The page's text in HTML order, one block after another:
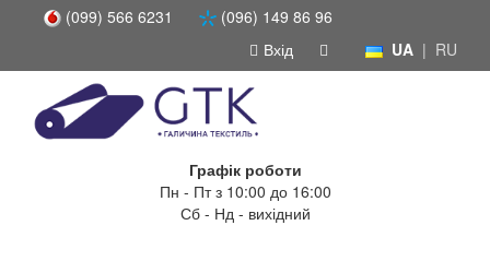
(099) 566 6231
(096) 149 86 96
UA | RU
Вхід
Графік роботи
Пн - Пт з 10:00 до 16:00
Сб - Нд - вихідний